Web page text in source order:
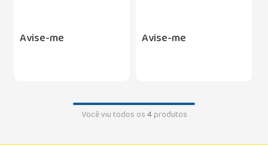
Avise-me Avise-me
Você viu todos os4produtos